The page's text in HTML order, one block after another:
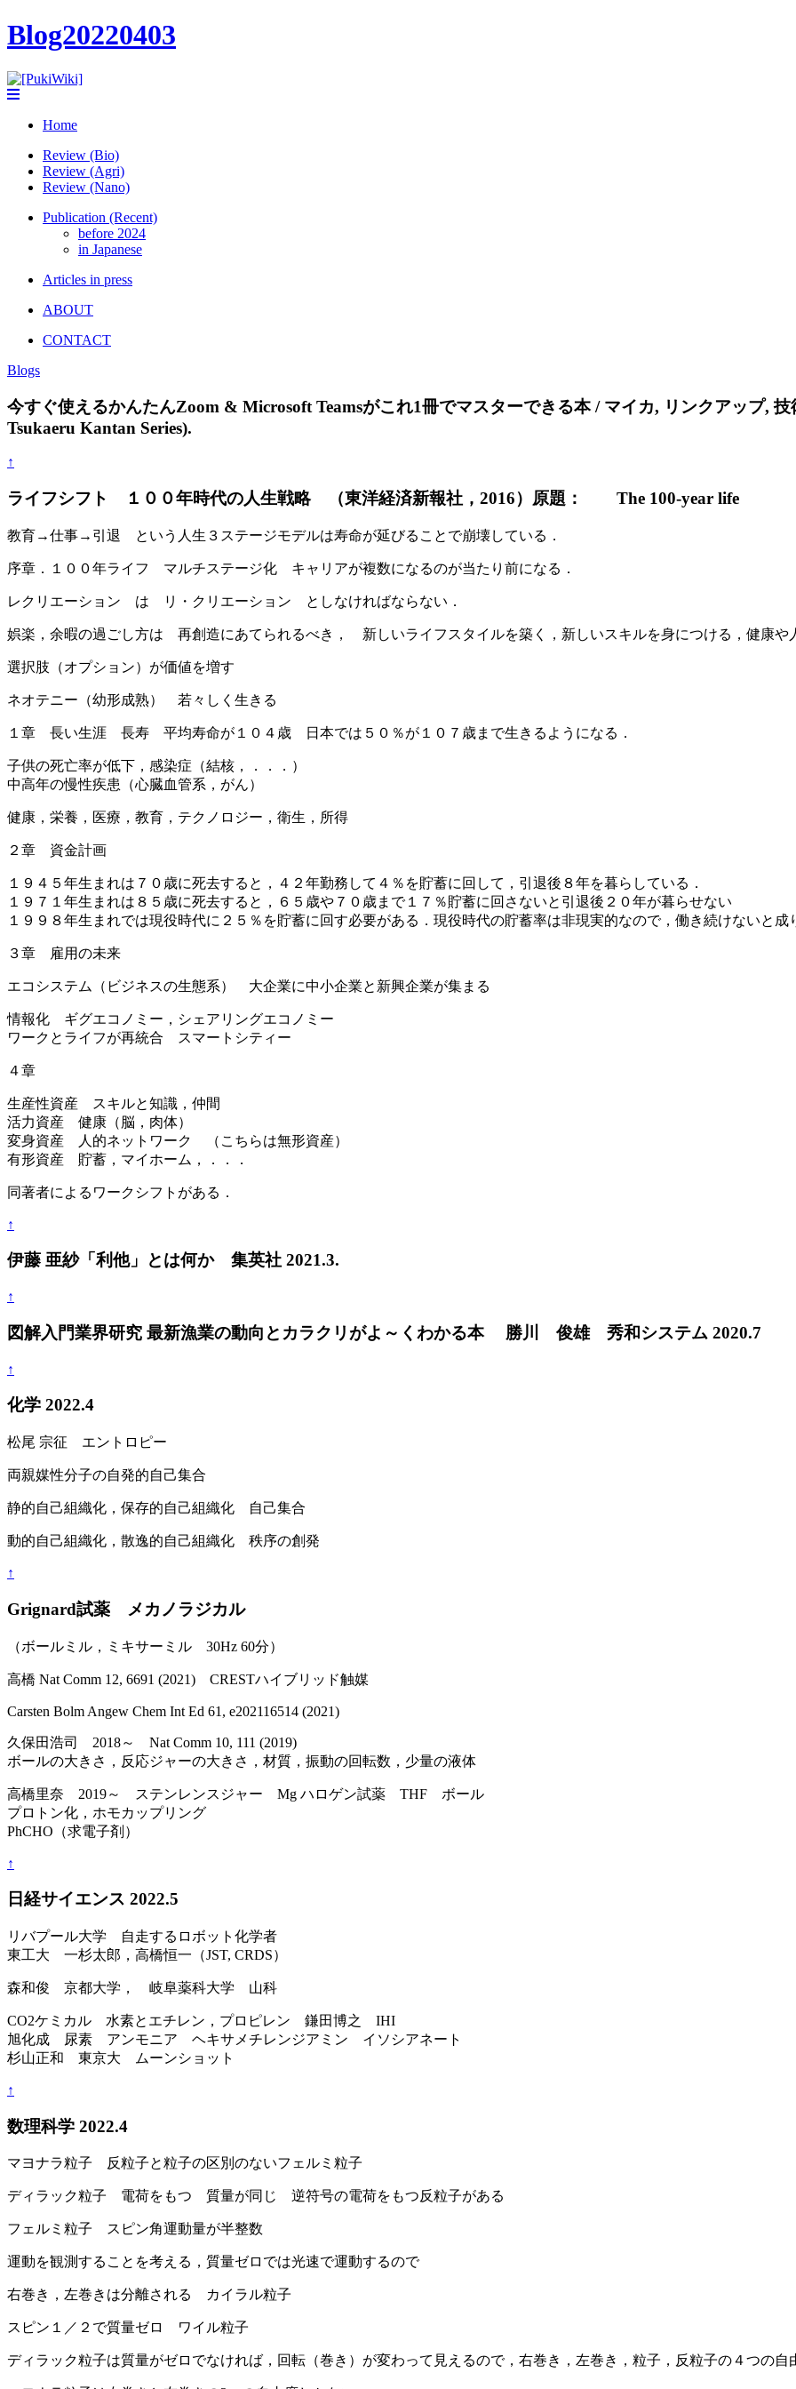
Blog20220403
Home
Review (Bio)
Review (Agri)
Review (Nano)
Publication (Recent)
before 2024
in Japanese
Articles in press
ABOUT
CONTACT
Blogs
今すぐ使えるかんたんZoom & Microsoft Teamsがこれ1冊でマスターできる本 / マイカ, リンクアップ,
Tsukaeru Kantan Series).
↑
ライフシフト １００年時代の人生戦略 （東洋経済新報社，2016）原題： The 100-year life
教育→仕事→引退 という人生３ステージモデルは寿命が延びることで崩壊している．
序章．１００年ライフ マルチステージ化 キャリアが複数になるのが当たり前になる．
レクリエーション は リ・クリエーション としなければならない．
娯楽，余暇の過ごし方は 再創造にあてられるべき， 新しいライフスタイルを築く，新しいスキルを身につける，健康や
選択肢（オプション）が価値を増す
ネオテニー（幼形成熟） 若々しく生きる
１章 長い生涯 長寿 平均寿命が１０４歳 日本では５０％が１０７歳まで生きるようになる．
子供の死亡率が低下，感染症（結核，．．．）
中高年の慢性疾患（心臓血管系，がん）
健康，栄養，医療，教育，テクノロジー，衛生，所得
２章 資金計画
１９４５年生まれは７０歳に死去すると，４２年勤務して４％を貯蓄に回して，引退後８年を暮らしている．
１９７１年生まれは８５歳に死去すると，６５歳や７０歳まで１７％貯蓄に回さないと引退後２０年が暮らせない
１９９８年生まれでは現役時代に２５％を貯蓄に回す必要がある．現役時代の貯蓄率は非現実的なので，働き続けないと成
３章 雇用の未来
エコシステム（ビジネスの生態系） 大企業に中小企業と新興企業が集まる
情報化 ギグエコノミー，シェアリングエコノミー
ワークとライフが再統合 スマートシティー
４章
生産性資産 スキルと知識，仲間
活力資産 健康（脳，肉体）
変身資産 人的ネットワーク （こちらは無形資産）
有形資産 貯蓄，マイホーム，．．．
同著者によるワークシフトがある．
↑
伊藤 亜紗「利他」とは何か 集英社 2021.3.
↑
図解入門業界研究 最新漁業の動向とカラクリがよ～くわかる本 勝川 俊雄 秀和システム 2020.7
↑
化学 2022.4
松尾 宗征 エントロピー
両親媒性分子の自発的自己集合
静的自己組織化，保存的自己組織化 自己集合
動的自己組織化，散逸的自己組織化 秩序の創発
↑
Grignard試薬 メカノラジカル
（ボールミル，ミキサーミル 30Hz 60分）
高橋 Nat Comm 12, 6691 (2021) CRESTハイブリッド触媒
Carsten Bolm Angew Chem Int Ed 61, e202116514 (2021)
久保田浩司 2018～ Nat Comm 10, 111 (2019)
ボールの大きさ，反応ジャーの大きさ，材質，振動の回転数，少量の液体
高橋里奈 2019～ ステンレンスジャー Mg ハロゲン試薬 THF ボール
プロトン化，ホモカップリング
PhCHO（求電子剤）
↑
日経サイエンス 2022.5
リバプール大学 自走するロボット化学者
東工大 一杉太郎，高橋恒一（JST, CRDS）
森和俊 京都大学， 岐阜薬科大学 山科
CO2ケミカル 水素とエチレン，プロピレン 鎌田博之 IHI
旭化成 尿素 アンモニア ヘキサメチレンジアミン イソシアネート
杉山正和 東京大 ムーンショット
↑
数理科学 2022.4
マヨナラ粒子 反粒子と粒子の区別のないフェルミ粒子
ディラック粒子 電荷をもつ 質量が同じ 逆符号の電荷をもつ反粒子がある
フェルミ粒子 スピン角運動量が半整数
運動を観測することを考える，質量ゼロでは光速で運動するので
右巻き，左巻きは分離される カイラル粒子
スピン１／２で質量ゼロ ワイル粒子
ディラック粒子は質量がゼロでなければ，回転（巻き）が変わって見えるので，右巻き，左巻き，粒子，反粒子の４つの自